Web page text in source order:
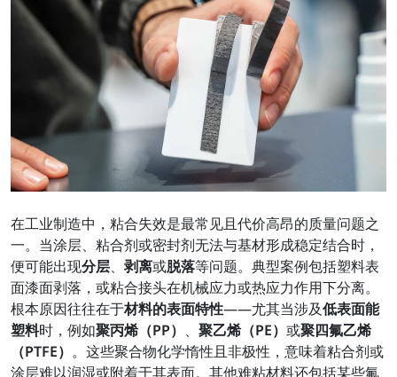
在工业制造中，粘合失效是最常见且代价高昂的质量问题之
一。当涂层、粘合剂或密封剂无法与基材形成稳定结合时，
便可能出现分层、 剥离或脱落等问题。典型案例包括塑料表
面漆面剥落，或粘合接头在机械应力或热应力作用下分离。
根本原因往往在于材料的表面特性——尤其当涉及低表面能
塑料时，例如聚丙烯（PP） 、 聚乙烯（PE） 或聚四氟乙烯
（PTFE） 。这些聚合物化学惰性且非极性，意味着粘合剂或
涂层难以润湿或附着于其表面。其他难粘材料还包括某些氟